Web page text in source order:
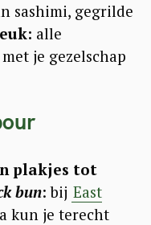
sashimi, gegrilde
alle
je gezelschap
plakjes tot
bun: bij East
kun je terecht